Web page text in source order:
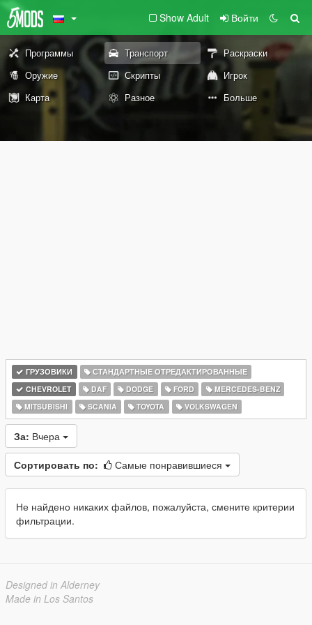
Show Adult Войти
Программы Транспорт
Раскраски
Оружие
Скрипты
Игрок
Карта
Разное Больше
ГРУЗОВИКИ
СТАНДАРТНЫЕ ОТРЕДАКТИРОВАННЫЕ
CHEVROLET
DAF DODGE FORD
MERCEDES-BENZ
MITSUBISHI
SCANIA TOYOTA VOLKSWAGEN
За: Вчера
Сортировать по: Самые понравившиеся
Не найдено никаких файлов, пожалуйста, смените критерии
фильтрации.
Designed in Alderney
Made in Los Santos